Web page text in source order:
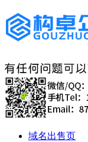
域名出售页